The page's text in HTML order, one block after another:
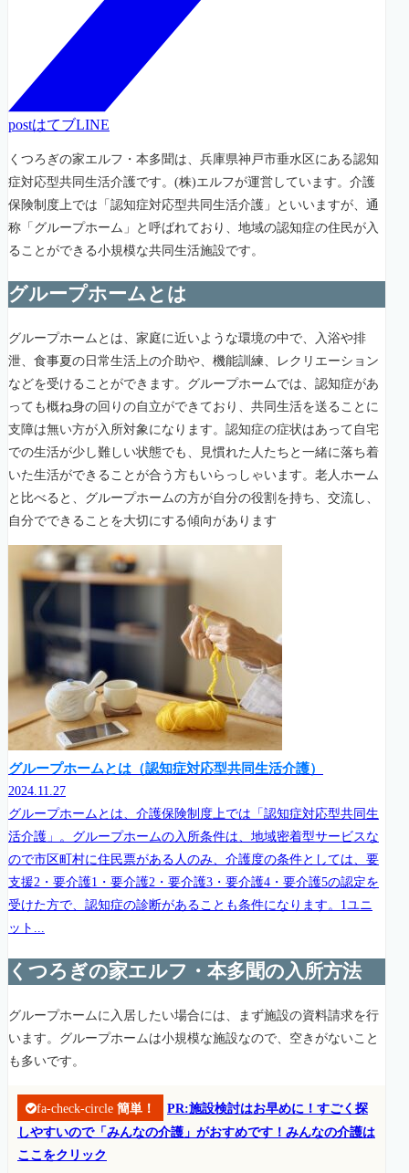
postはてブLINE
くつろぎの家エルフ・本多聞は、兵庫県神戸市垂水区にある認知
症対応型共同生活介護です。(株)エルフが運営しています。介護
保険制度上では「認知症対応型共同生活介護」といいますが、通
称「グループホーム」と呼ばれており、地域の認知症の住民が入
ることができる小規模な共同生活施設です。
グループホームとは
グループホームとは、家庭に近いような環境の中で、入浴や排
泄、食事夏の日常生活上の介助や、機能訓練、レクリエーション
などを受けることができます。グループホームでは、認知症があ
っても概ね身の回りの自立ができており、共同生活を送ることに
支障は無い方が入所対象になります。認知症の症状はあって自宅
での生活が少し難しい状態でも、見慣れた人たちと一緒に落ち着
いた生活ができることが合う方もいらっしゃいます。老人ホーム
と比べると、グループホームの方が自分の役割を持ち、交流し、
自分でできることを大切にする傾向があります
グループホームとは（認知症対応型共同生活介護）
2024.11.27
グループホームとは、介護保険制度上では「認知症対応型共同生
活介護」。グループホームの入所条件は、地域密着型サービスな
ので市区町村に住民票がある人のみ、介護度の条件としては、要
支援2・要介護1・要介護2・要介護3・要介護4・要介護5の認定を
受けた方で、認知症の診断があることも条件になります。1ユニ
ット...
くつろぎの家エルフ・本多聞の入所方法
グループホームに入居したい場合には、まず施設の資料請求を行
います。グループホームは小規模な施設なので、空きがないこと
も多いです。
fa-check-circle 簡単！
PR:施設検討はお早めに！すごく探
しやすいので「みんなの介護」がおすめです！みんなの介護は
ここをクリック